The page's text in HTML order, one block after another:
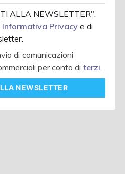
ALLA NEWSLETTER",
Informativa Privacye di
di comunicazioni
per conto diterzi
NEWSLETTER